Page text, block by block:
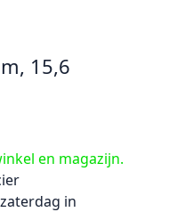
15,6
en magazijn.
in